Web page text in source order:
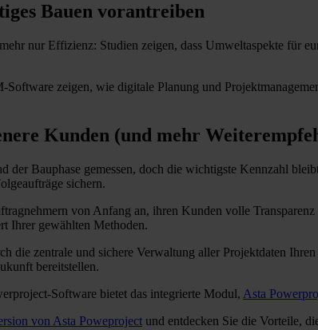
Bauen vorantreiben
nur Effizienz: Studien zeigen, dass Umweltaspekte für
Software zeigen, wie digitale Planung und
Kunden (und mehr
der Bauphase gemessen, doch die wichtigste Kennzahl
sichern.
von Anfang an, ihren Kunden volle
Ihrer gewählten Methoden.
die zentrale und sichere Verwaltung aller Projektdaten
bereitstellen.
Software bietet das integrierte Modul, Asta
von Asta Poweproject und entdecken Sie die Vorteile,